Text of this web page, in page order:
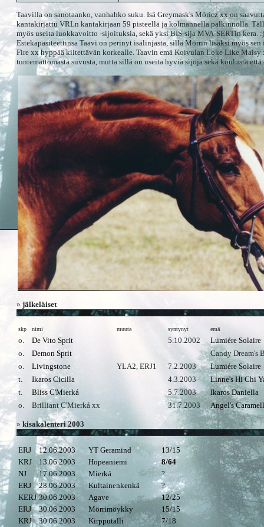
Taavilla on sanotaanko, vanhahko suku. Isä Greymask's Móricz xx on
kantakirjattu VRLn kantakirjaan 59 pisteellä ja kolmannella palkinnolla.
myös useita luokkavoitto -sijoituksia, sekä yksi BIS-sija MVA-SERTin kera. :)
Estekapasiteettinsa Taavi on perinyt isälinjasta, sillä Mörrin lisäksi myös sen
Fire xx hyppää kiitettävän korkealle. Taavin emä Koivulan Loke Like Maisy
tuntemattomasta suvusta, mutta sillä on useita hyviä sijoja sekä koulusta että
» jälkeläiset
skp nimi muuta syntynyt emä
o. De Vito Sprit 5.10.2002
Lumiére Solaire
o.
Demon Sprit
Candy Dream's
o.
Livingstone YLA2, ERJ1 7.2.2003
Lumiére Solaire
t.
Ikaros Cicilla 4.3.2003
Linne's Hi Chi
t.
Bliss C'Mierká 5.7.2003
Ikaros Daniella
o.
Brilliant C'Mierká xx 31.7.2003 Angel's
» kisakalenteri 2003
ERJ 12.06.2003 YT Geramind
13/15
KRJ
13.06.2003 Hopeaniemi
8/64
NJ
17.06.2003 Mierká
?
ERJ
28.06.2003 Kultainenkenkä
?
KERJ 30.06.2003 Agave
12/25
ERJ
30.06.2003 Mörrimöykky
15/15
KRJ
30.06.2003 Kirpputalli
7/18